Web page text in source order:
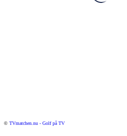
© TVmatchen.nu - Golf på TV